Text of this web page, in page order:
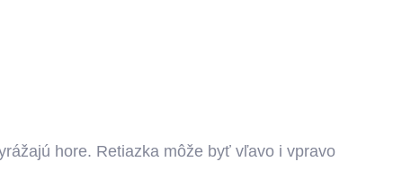
hore. Retiazka môže byť vľavo i vpravo